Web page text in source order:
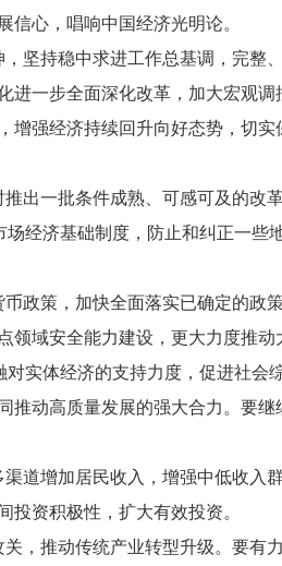
心，唱响中国经济光明论。
坚持稳中求进工作总基调，完整
一步全面深化改革，加大宏观
强经济持续回升向好态势，切
出一批条件成熟、可感可及的改
经济基础制度，防止和纠正一些
政策，加快全面落实已确定的政
域安全能力建设，更大力度推
实体经济的支持力度，促进社会
动高质量发展的强大合力。要
道增加居民收入，增强中低收入
资积极性，扩大有效投资。
，推动传统产业转型升级。要有